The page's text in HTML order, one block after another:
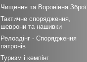
Чищення та Вороніння Зброї
Тактичне спорядження,
шеврони та нашивки
Релоадінг - Спорядження
патронів
Туризм і кемпінг